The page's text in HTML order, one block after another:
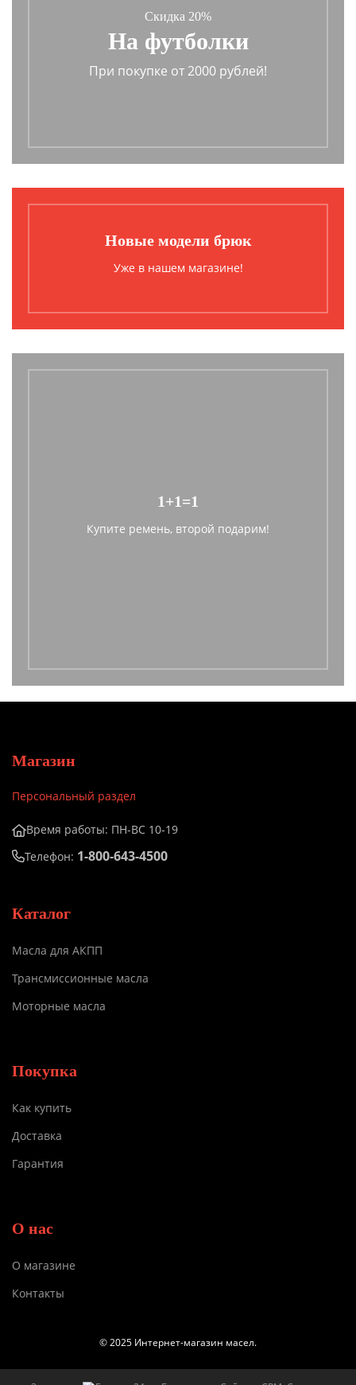
Скидка 20%
На футболки
При покупке от 2000 рублей!
Новые модели брюк
Уже в нашем магазине!
1+1=1
Купите ремень, второй подарим!
Магазин
Персональный раздел
Время работы: ПН-ВС 10-19
Телефон: 1-800-643-4500
Каталог
Масла для АКПП
Трансмиссионные масла
Моторные масла
Покупка
Как купить
Доставка
Гарантия
О нас
О магазине
Контакты
© 2025 Интернет-магазин масел.